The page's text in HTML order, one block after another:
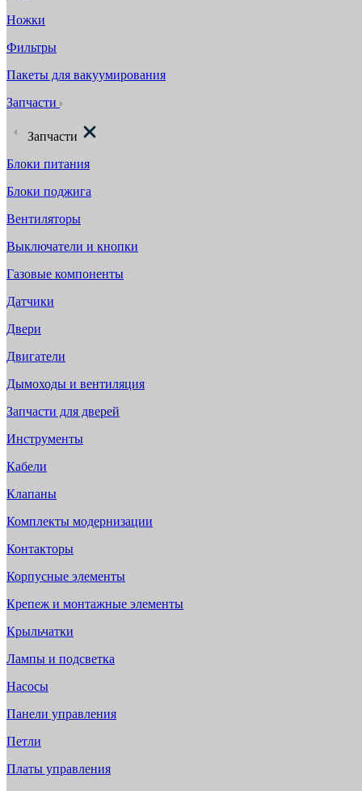
Ножки
Фильтры
Пакеты для вакуумирования
Запчасти
Запчасти
Блоки питания
Блоки поджига
Вентиляторы
Выключатели и кнопки
Газовые компоненты
Датчики
Двери
Двигатели
Дымоходы и вентиляция
Запчасти для дверей
Инструменты
Кабели
Клапаны
Комплекты модернизации
Контакторы
Корпусные элементы
Крепеж и монтажные элементы
Крыльчатки
Лампы и подсветка
Насосы
Панели управления
Петли
Платы управления